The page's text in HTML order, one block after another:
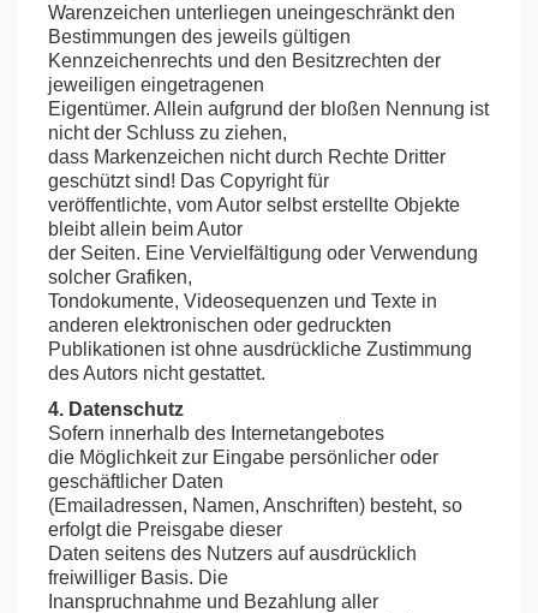
Warenzeichen unterliegen uneingeschränkt den
Bestimmungen des jeweils gültigen
Kennzeichenrechts und den Besitzrechten der
jeweiligen eingetragenen
Eigentümer. Allein aufgrund der bloßen Nennung ist
nicht der Schluss zu ziehen,
dass Markenzeichen nicht durch Rechte Dritter
geschützt sind! Das Copyright für
veröffentlichte, vom Autor selbst erstellte Objekte
bleibt allein beim Autor
der Seiten. Eine Vervielfältigung oder Verwendung
solcher Grafiken,
Tondokumente, Videosequenzen und Texte in
anderen elektronischen oder gedruckten
Publikationen ist ohne ausdrückliche Zustimmung
des Autors nicht gestattet.
4. Datenschutz
Sofern innerhalb des Internetangebotes
die Möglichkeit zur Eingabe persönlicher oder
geschäftlicher Daten
(Emailadressen, Namen, Anschriften) besteht, so
erfolgt die Preisgabe dieser
Daten seitens des Nutzers auf ausdrücklich
freiwilliger Basis. Die
Inanspruchnahme und Bezahlung aller